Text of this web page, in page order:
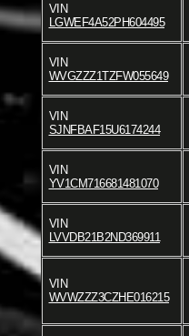
VIN
LGWEF4A52PH604495
VIN
WVGZZZ1TZFW055649
VIN
SJNFBAF15U6174244
VIN
YV1CM716681481070
VIN
LVVDB21B2ND369911
VIN
WVWZZZ3CZHE016215